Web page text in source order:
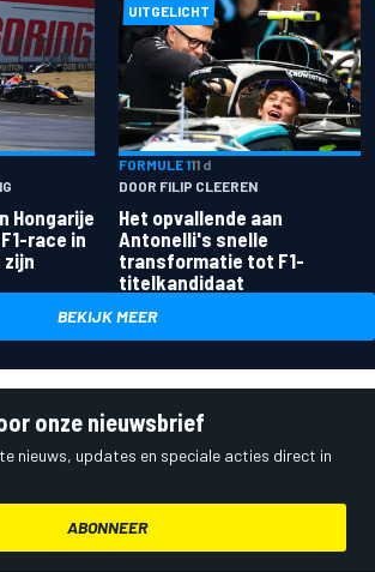
Hongarije
race in
zijn
UITGELICHT
FORMULE 111 d
DOOR FILIP CLEEREN
Het opvallende aan
Antonelli's snelle
transformatie tot F1-
titelkandidaat
BEKIJK MEER
onze nieuwsbrief
nieuws, updates en speciale acties direct in
ABONNEER